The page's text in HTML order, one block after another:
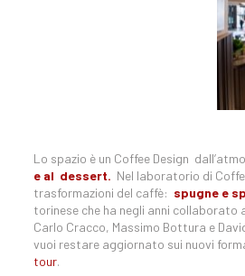
Lo spazio è un Coffee Design
e al dessert. Nel laboratorio di
trasformazioni del caffè: spugne e
torinese che ha negli anni
Carlo Cracco, Massimo Bottura e
vuoi restare aggiornato sui nuovi
tour.